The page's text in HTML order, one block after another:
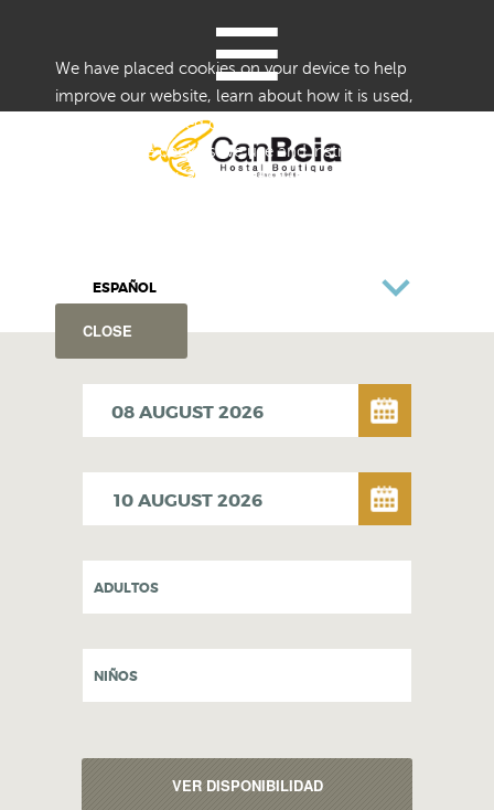
We have placed cookies on your device to help
improve our website, learn about how it is used,
and provide tailored content.
Details of the cookies we use and instructions on
how to disable them are set forth in our Cookie
CLOSE
≡
ESPAÑOL
ADULTOS
NIÑOS